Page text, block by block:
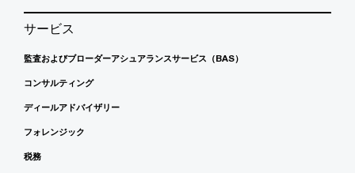
サービス
監査およびブローダーアシュアランスサービス（BAS）
コンサルティング
ディールアドバイザリー
フォレンジック
税務